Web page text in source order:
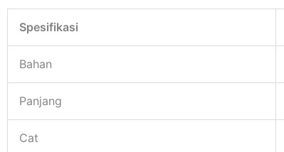
Spesifikasi
Bahan
Panjang
Cat